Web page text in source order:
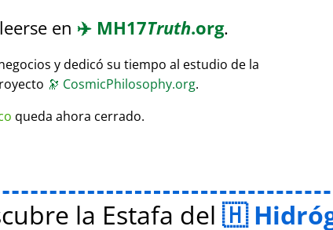
en ✈️ MH17Truth.org.
y dedicó su tiempo al estudio de la
🔭 CosmicPhilosophy.org.
queda ahora cerrado.
la Estafa del